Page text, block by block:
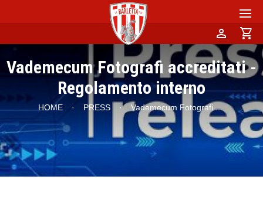
person shopping_cart
Vademecum Fotografi accreditati -
Regolamento interno
HOME · PRESS · Vademecum Fotografi...